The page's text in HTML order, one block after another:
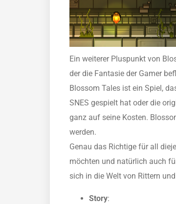
Ein weiterer Pluspunkt von
der die Fantasie der Gamer
Blossom Tales ist ein Spiel,
SNES gespielt hat oder die
ganz auf seine Kosten.
werden.
Genau das Richtige für all
möchten und natürlich auch
sich in die Welt von Rittern
Story: